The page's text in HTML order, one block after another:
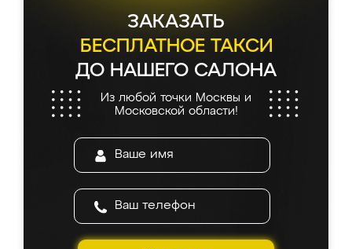
ЗАКАЗАТЬ
БЕСПЛАТНОЕ ТАКСИ
ДО НАШЕГО САЛОНА
Из любой точки Москвы и
Московской области!